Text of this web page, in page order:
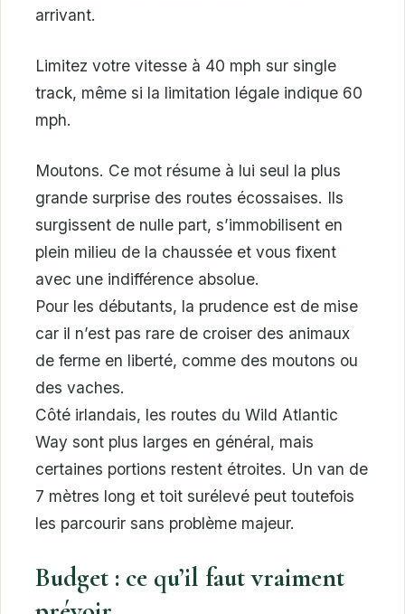
arrivant.
Limitez votre vitesse à 40 mph sur single
track, même si la limitation légale indique 60
mph.
Moutons. Ce mot résume à lui seul la plus
grande surprise des routes écossaises. Ils
surgissent de nulle part, s’immobilisent en
plein milieu de la chaussée et vous fixent
avec une indifférence absolue.
Pour les débutants, la prudence est de mise
car il n’est pas rare de croiser des animaux
de ferme en liberté, comme des moutons ou
des vaches.
Côté irlandais, les routes du Wild Atlantic
Way sont plus larges en général, mais
certaines portions restent étroites. Un van de
7 mètres long et toit surélevé peut toutefois
les parcourir sans problème majeur.
Budget : ce qu’il faut vraiment